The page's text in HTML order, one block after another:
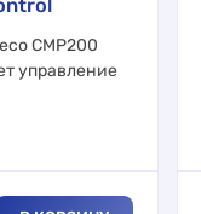
CMP200
управление